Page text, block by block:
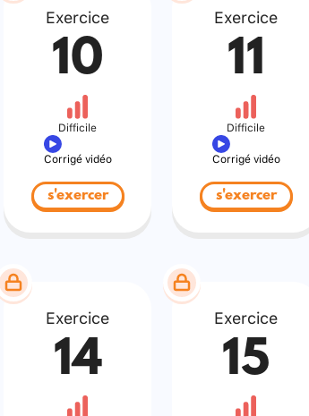
Exercice
10
Difficile
Corrigé vidéo
s'exercer
Exercice
11
Difficile
Corrigé vidéo
s'exercer
Exercice
14
Exercice
15